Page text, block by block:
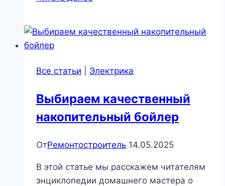
раций
и
Все статьи Электрика
Выбираем качественный
накопительный бойлер
ОтРемонтостроитель 14.05.2025
В этой статье мы расскажем читателям
энциклопедии домашнего мастера о